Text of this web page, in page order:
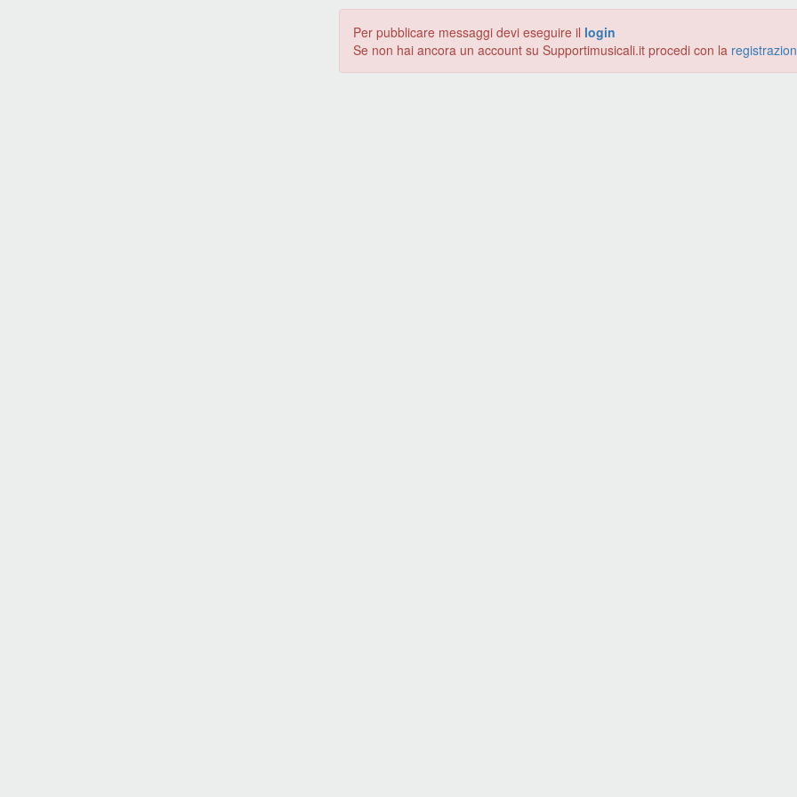
Per pubblicare messaggi devi eseguire il login
Se non hai ancora un account su Supportimusicali.it procedi con la